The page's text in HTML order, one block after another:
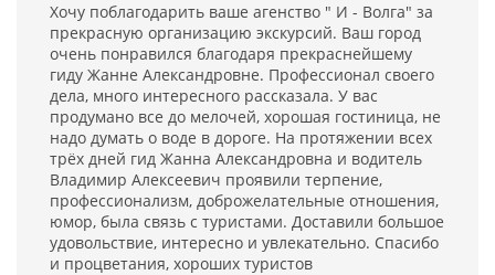
Хочу поблагодарить ваше агенство " И - Волга" за
прекрасную организацию экскурсий. Ваш город
очень понравился благодаря прекраснейшему
гиду Жанне Александровне. Профессионал своего
дела, много интересного рассказала. У вас
продумано все до мелочей, хорошая гостиница, не
надо думать о воде в дороге. На протяжении всех
трёх дней гид Жанна Александровна и водитель
Владимир Алексеевич проявили терпение,
профессионализм, доброжелательные отношения,
юмор, была связь с туристами. Доставили большое
удовольствие, интересно и увлекательно. Спасибо
и процветания, хороших туристов